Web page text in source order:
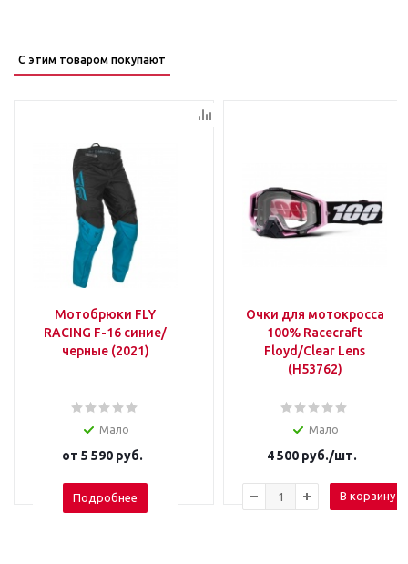
С этим товаром покупают
Мотобрюки FLY
RACING F-16 синие/
черные (2021)
Мало
от 5 590 руб.
Подробнее
Очки для мотокросса
100% Racecraft
Floyd/Clear Lens
(H53762)
Мало
4 500руб./шт.
В корзину